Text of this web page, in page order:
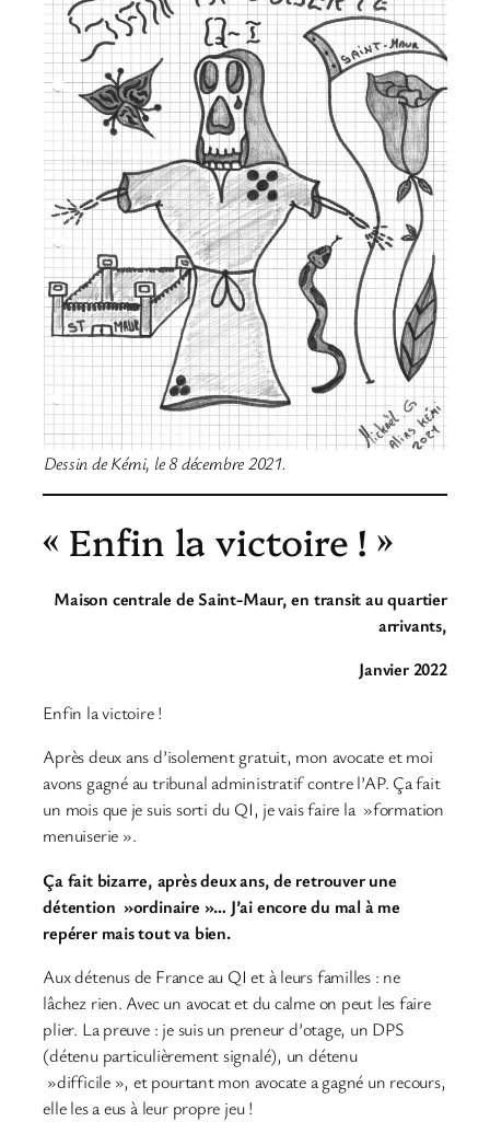
Dessin de Kémi, le 8 décembre 2021.
« Enfin la victoire ! »
Maison centrale de Saint-Maur, en transit au quartier
arrivants,
Janvier 2022
Enfin la victoire !
Après deux ans d’isolement gratuit, mon avocate et moi
avons gagné au tribunal administratif contre l’AP. Ça fait
un mois que je suis sorti du QI, je vais faire la »formation
menuiserie ».
Ça fait bizarre, après deux ans, de retrouver une
détention »ordinaire »… J’ai encore du mal à me
repérer mais tout va bien.
Aux détenus de France au QI et à leurs familles : ne
lâchez rien. Avec un avocat et du calme on peut les faire
plier. La preuve : je suis un preneur d’otage, un DPS
(détenu particulièrement signalé), un détenu
»difficile », et pourtant mon avocate a gagné un recours,
elle les a eus à leur propre jeu !